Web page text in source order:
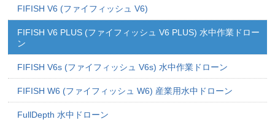
FIFISH V6 (ファイフィッシュ V6)
FIFISH V6 PLUS (ファイフィッシュ V6 PLUS) 水中作業ドロー
ン
FIFISH V6s (ファイフィッシュ V6s) 水中作業ドローン
FIFISH W6 (ファイフィッシュ W6) 産業用水中ドローン
FullDepth 水中ドローン